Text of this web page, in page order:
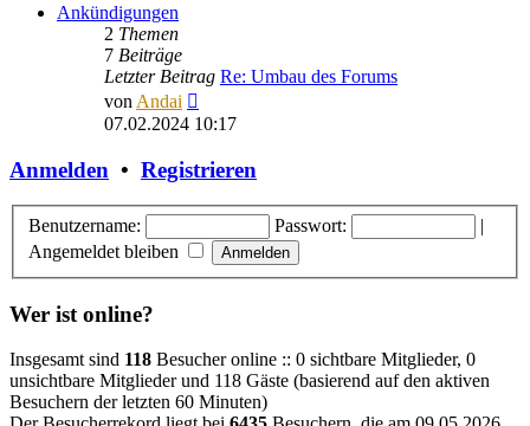
Ankündigungen
2 Themen
7 Beiträge
Letzter Beitrag Re: Umbau des Forums
von Andai
Beitrag
07.02.2024 10:17
Anmelden • Registrieren
Benutzername: Passwort:
|
Angemeldet bleiben
Wer ist online?
Insgesamt sind 118 Besucher online :: 0 sichtbare Mitglieder, 0
unsichtbare Mitglieder und 118 Gäste (basierend auf den aktiven
Besuchern der letzten 60 Minuten)